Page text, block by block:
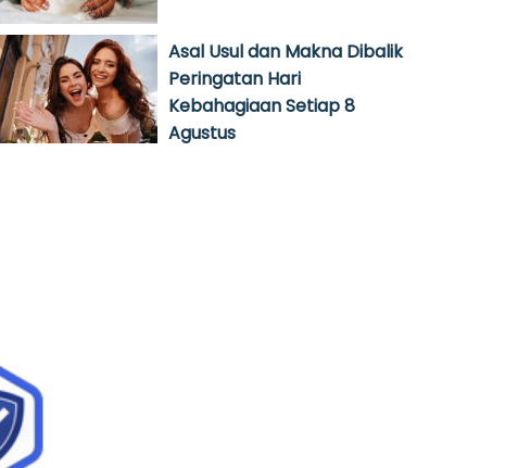
Asal Usul dan Makna Dibalik
Peringatan Hari
Kebahagiaan Setiap 8
Agustus